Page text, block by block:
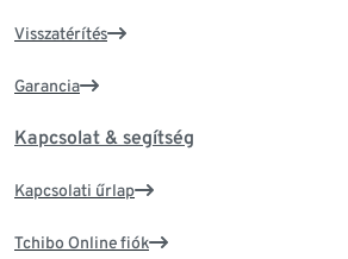
Visszatérítés
Garancia
Kapcsolat & segítség
Kapcsolati űrlap
Tchibo Online fiók